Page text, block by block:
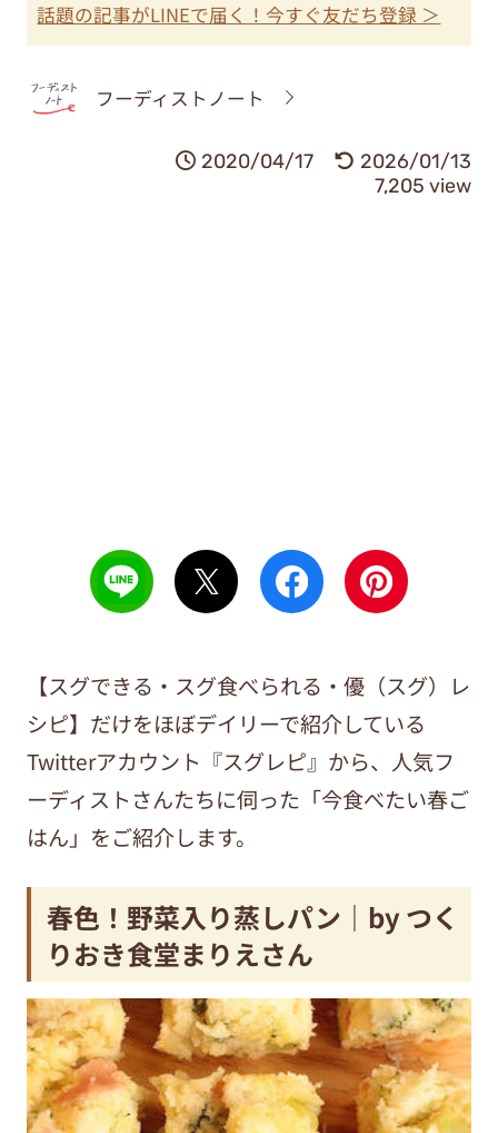
話題の記事がLINEで届く！今すぐ友だち登録 ＞
フーディストノート
2020/04/17
2026/01/13
7,205 view
【スグできる・スグ食べられる・優（スグ）レ
シピ】だけをほぼデイリーで紹介している
Twitterアカウント『スグレピ』から、人気フ
ーディストさんたちに伺った「今食べたい春ご
はん」をご紹介します。
春色！野菜入り蒸しパン｜by つく
りおき食堂まりえさん